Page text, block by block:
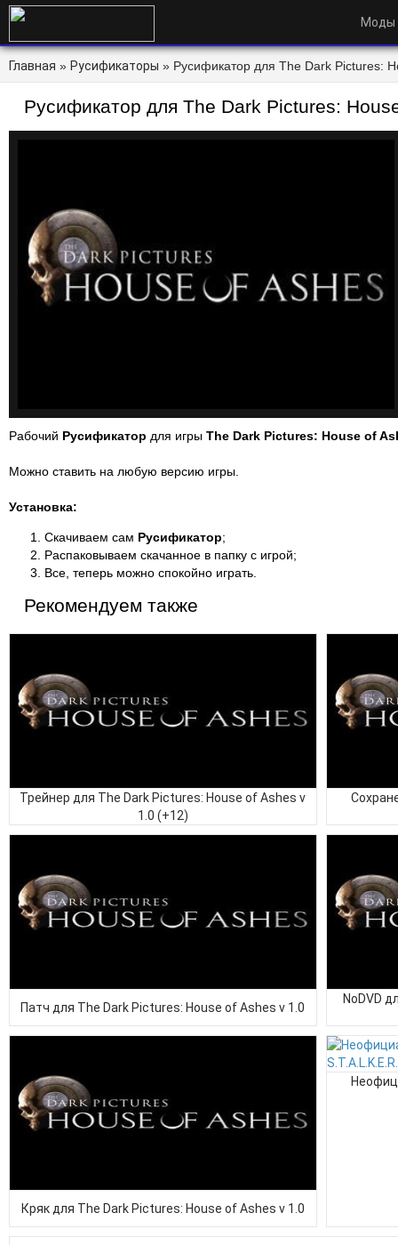
Моды
Главная » Русификаторы » Русификатор для The Dark Pictures:
Русификатор для The Dark Pictures:
Рабочий Русификатор для игры The Dark Pictures: House of
Можно ставить на любую версию игры.
Установка:
Скачиваем сам Русификатор;
Распаковываем скачанное в папку с игрой;
Все, теперь можно спокойно играть.
Рекомендуем также
Трейнер для The Dark Pictures: House of Ashes v
1.0 (+12)
Патч для The Dark Pictures: House of Ashes v 1.0
NoDVD
Кряк для The Dark Pictures: House of Ashes v 1.0